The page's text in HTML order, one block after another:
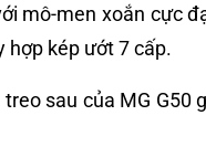
mô-men xoắn cực
hợp kép ướt 7 cấp.
sau của MG G50